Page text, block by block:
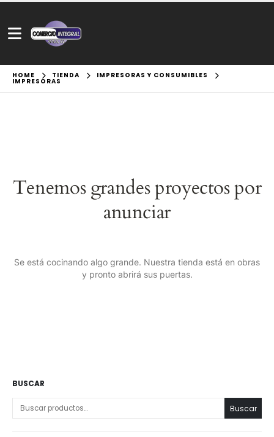
HOME TIENDA IMPRESORAS Y CONSUMIBLES
IMPRESORAS
Tenemos grandes proyectos por
anunciar
Se está cocinando algo grande. Nuestra tienda está en obras
y pronto abrirá sus puertas.
BUSCAR
Buscar